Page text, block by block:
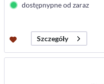
dostępnypne od zaraz
Szczegóły